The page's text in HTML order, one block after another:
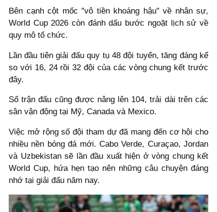
Bên cạnh cột mốc "vô tiền khoáng hậu" về nhân sự,
World Cup 2026 còn đánh dấu bước ngoặt lịch sử về
quy mô tổ chức.
Lần đầu tiên giải đấu quy tụ 48 đội tuyển, tăng đáng kể
so với 16, 24 rồi 32 đội của các vòng chung kết trước
đây.
Số trận đấu cũng được nâng lên 104, trải dài trên các
sân vận động tại Mỹ, Canada và Mexico.
Việc mở rộng số đội tham dự đã mang đến cơ hội cho
nhiều nền bóng đá mới. Cabo Verde, Curaçao, Jordan
và Uzbekistan sẽ lần đầu xuất hiện ở vòng chung kết
World Cup, hứa hẹn tạo nên những câu chuyện đáng
nhớ tại giải đấu năm nay.